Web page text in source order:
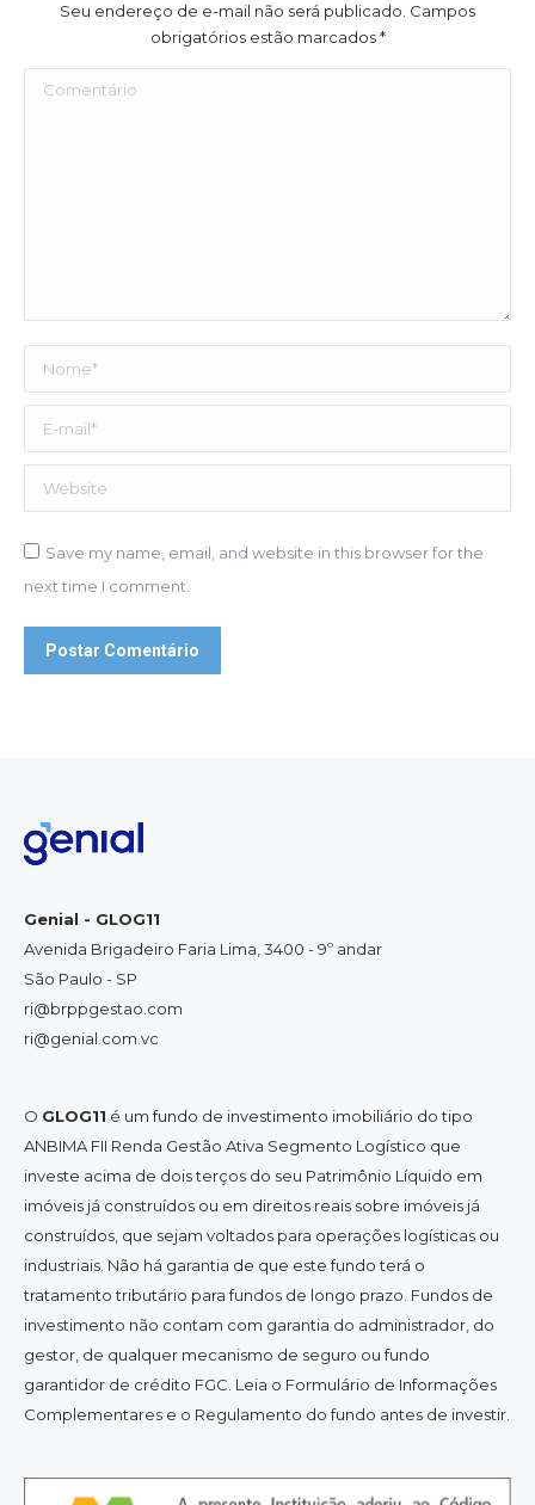
Seu endereço de e-mail não será publicado. Campos
obrigatórios estão marcados*
Comentário
Nome *
E-mail *
Website
Save my name, email, and website in this browser for the
next time I comment.
Postar Comentário
Genial - GLOG11
Avenida Brigadeiro Faria Lima, 3400 - 9º andar
São Paulo - SP
ri@brppgestao.com
ri@genial.com.vc
O GLOG11 é um fundo de investimento imobiliário do tipo
ANBIMA FII Renda Gestão Ativa Segmento Logístico que
investe acima de dois terços do seu Patrimônio Líquido em
imóveis já construídos ou em direitos reais sobre imóveis já
construídos, que sejam voltados para operações logísticas ou
industriais. Não há garantia de que este fundo terá o
tratamento tributário para fundos de longo prazo. Fundos de
investimento não contam com garantia do administrador, do
gestor, de qualquer mecanismo de seguro ou fundo
garantidor de crédito FGC. Leia o Formulário de Informações
Complementares e o Regulamento do fundo antes de investir.